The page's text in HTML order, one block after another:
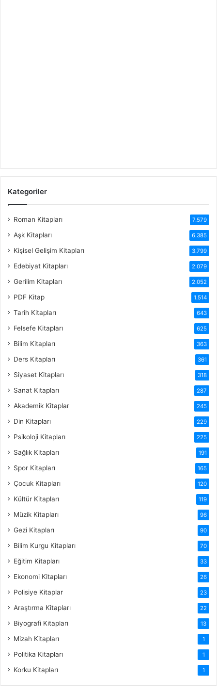
Kategoriler
Roman Kitapları 7.579
Aşk Kitapları 6.385
Kişisel Gelişim Kitapları 3.799
Edebiyat Kitapları 2.079
Gerilim Kitapları 2.052
PDF Kitap 1.514
Tarih Kitapları 643
Felsefe Kitapları 625
Bilim Kitapları 363
Ders Kitapları 361
Siyaset Kitapları 318
Sanat Kitapları 287
Akademik Kitaplar 245
Din Kitapları 229
Psikoloji Kitapları 225
Sağlık Kitapları 191
Spor Kitapları 165
Çocuk Kitapları 120
Kültür Kitapları 119
Müzik Kitapları 96
Gezi Kitapları 90
Bilim Kurgu Kitapları 70
Eğitim Kitapları 33
Ekonomi Kitapları 26
Polisiye Kitaplar 23
Araştırma Kitapları 22
Biyografi Kitapları 13
Mizah Kitapları 1
Politika Kitapları 1
Korku Kitapları 1